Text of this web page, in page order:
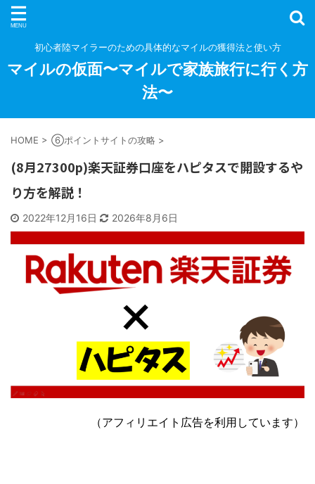
初心者陸マイラーのための具体的なマイルの獲得法と使い方
マイルの仮面〜マイルで家族旅行に行く方
法〜
HOME > ⑥ポイントサイトの攻略 >
(8月27300p)楽天証券口座をハピタスで開設するや
り方を解説！
2022年12月16日 2026年8月6日
（アフィリエイト広告を利用しています）